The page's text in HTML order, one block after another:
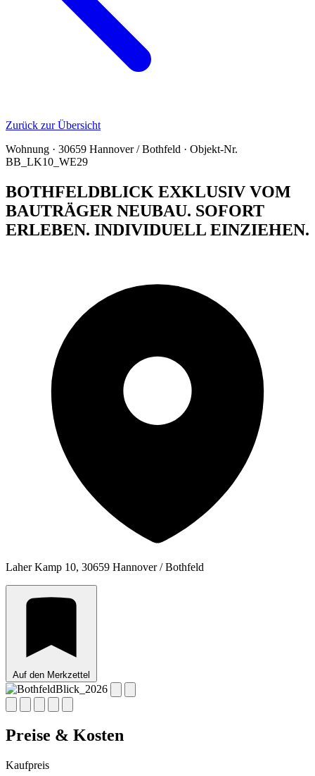
Zurück zur Übersicht
Wohnung · 30659 Hannover / Bothfeld · Objekt-Nr.
BB_LK10_WE29
BOTHFELDBLICK EXKLUSIV VOM
BAUTRÄGER NEUBAU. SOFORT
ERLEBEN. INDIVIDUELL EINZIEHEN.
Laher Kamp 10, 30659 Hannover / Bothfeld
Auf den Merkzettel
Preise & Kosten
Kaufpreis